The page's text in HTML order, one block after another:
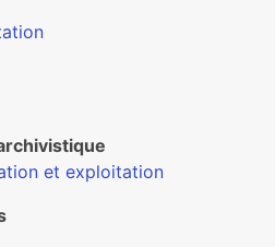
et exploitation